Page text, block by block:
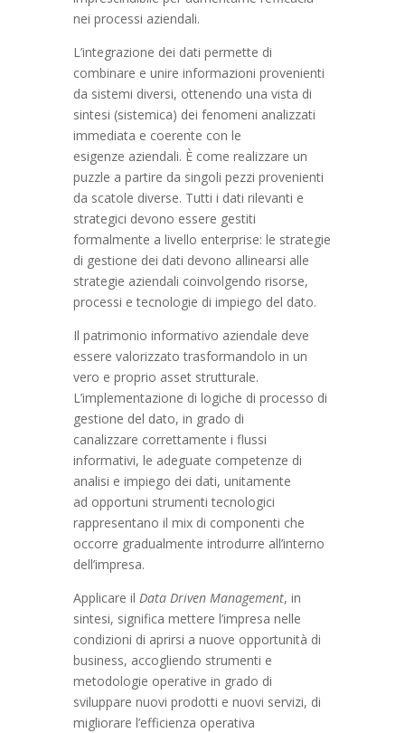
nei processi aziendali.
L’integrazione dei dati permette di
combinare e unire informazioni provenienti
da sistemi diversi, ottenendo una vista di
sintesi (sistemica) dei fenomeni analizzati
immediata e coerente con le
esigenze aziendali. È come realizzare un
puzzle a partire da singoli pezzi provenienti
da scatole diverse. Tutti i dati rilevanti e
strategici devono essere gestiti
formalmente a livello enterprise: le strategie
di gestione dei dati devono allinearsi alle
strategie aziendali coinvolgendo risorse,
processi e tecnologie di impiego del dato.
Il patrimonio informativo aziendale deve
essere valorizzato trasformandolo in un
vero e proprio asset strutturale.
L’implementazione di logiche di processo di
gestione del dato, in grado di
canalizzare correttamente i flussi
informativi, le adeguate competenze di
analisi e impiego dei dati, unitamente
ad opportuni strumenti tecnologici
rappresentano il mix di componenti che
occorre gradualmente introdurre all’interno
dell’impresa.
Applicare il Data Driven Management, in
sintesi, significa mettere l’impresa nelle
condizioni di aprirsi a nuove opportunità di
business, accogliendo strumenti e
metodologie operative in grado di
sviluppare nuovi prodotti e nuovi servizi, di
migliorare l’efficienza operativa